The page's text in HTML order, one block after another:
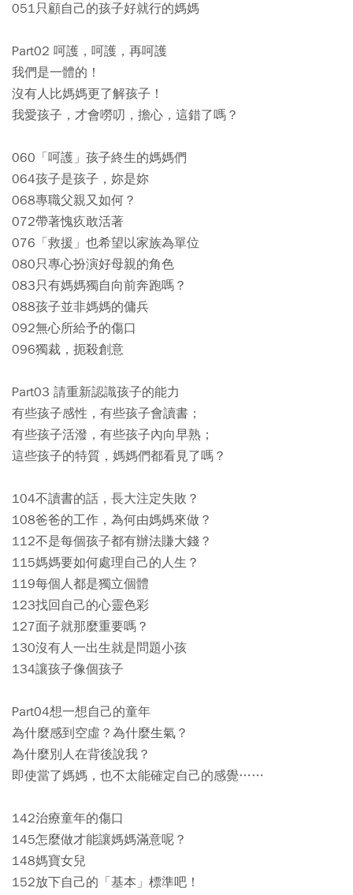
051只顧自己的孩子好就行的媽媽
Part02 呵護，呵護，再呵護
我們是一體的！
沒有人比媽媽更了解孩子！
我愛孩子，才會嘮叨，擔心，這錯了嗎？
060「呵護」孩子終生的媽媽們
064孩子是孩子，妳是妳
068專職父親又如何？
072帶著愧疚敢活著
076「救援」也希望以家族為單位
080只專心扮演好母親的角色
083只有媽媽獨自向前奔跑嗎？
088孩子並非媽媽的傭兵
092無心所給予的傷口
096獨裁，扼殺創意
Part03 請重新認識孩子的能力
有些孩子感性，有些孩子會讀書；
有些孩子活潑，有些孩子內向早熟；
這些孩子的特質，媽媽們都看見了嗎？
104不讀書的話，長大注定失敗？
108爸爸的工作，為何由媽媽來做？
112不是每個孩子都有辦法賺大錢？
115媽媽要如何處理自己的人生？
119每個人都是獨立個體
123找回自己的心靈色彩
127面子就那麼重要嗎？
130沒有人一出生就是問題小孩
134讓孩子像個孩子
Part04想一想自己的童年
為什麼感到空虛？為什麼生氣？
為什麼別人在背後說我？
即使當了媽媽，也不太能確定自己的感覺……
142治療童年的傷口
145怎麼做才能讓媽媽滿意呢？
148媽寶女兒
152放下自己的「基本」標準吧！